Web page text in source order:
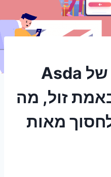
קניות מקוונות של Asda
מה באמת זול, מה
מאות